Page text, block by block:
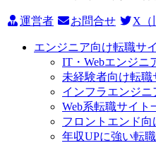
運営者 お問合せ X（
エンジニア向け転職サ
IT・Webエンジニ
未経験者向け転職
インフラエンジニ
Web系転職サイト
フロントエンド向
年収UPに強い転